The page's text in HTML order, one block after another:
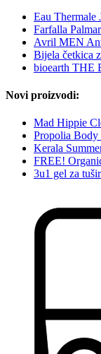
Eau
Farfalla
Avril MEN
Bijela četkica
bioearth THE
Novi proizvodi:
Mad Hippie
Propolia Body
Kerala
FREE!
3u1 gel za